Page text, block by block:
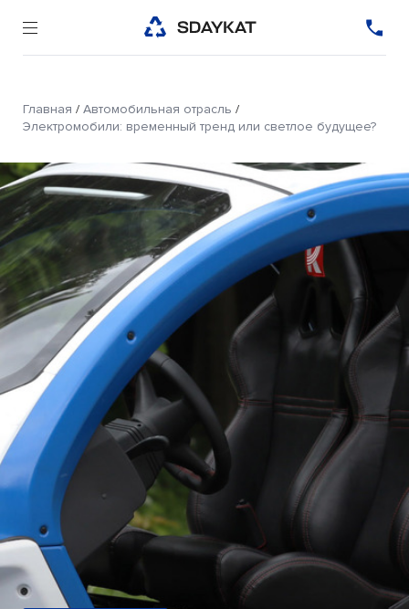
Главная / Автомобильная отрасль /
Электромобили: временный тренд или светлое будущее?